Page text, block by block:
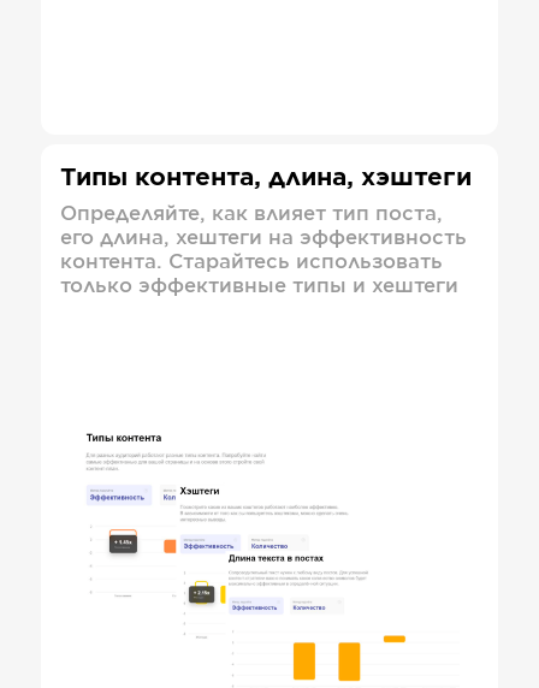
Типы контента, длина, хэштеги
Определяйте, как влияет тип поста,
его длина, хештеги на эффективность
контента. Старайтесь использовать
только эффективные типы и хештеги